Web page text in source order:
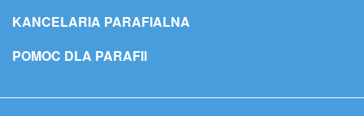
KANCELARIA PARAFIALNA
POMOC DLA PARAFII